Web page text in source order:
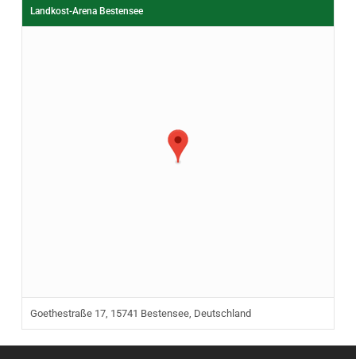
Landkost-Arena Bestensee
Goethestraße 17, 15741 Bestensee, Deutschland